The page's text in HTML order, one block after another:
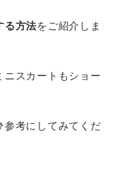
る方法をご紹介しま
ニスカートもショー
参考にしてみてくだ